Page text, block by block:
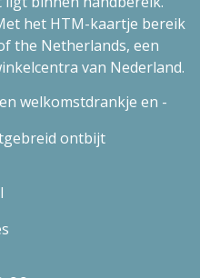
het HTM-kaartje bereik
the Netherlands, een
van Nederland.
welkomstdrankje en -
ontbijt